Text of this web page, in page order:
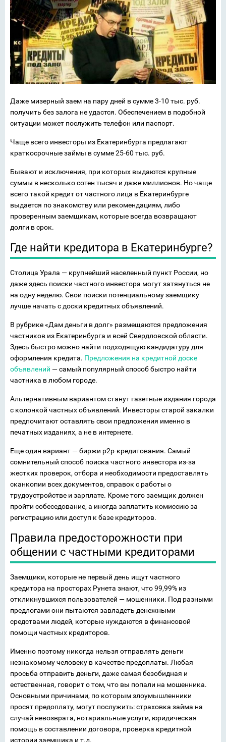
Даже мизерный заем на пару дней в сумме 3-10 тыс. руб.
получить без залога не удастся. Обеспечением в подобной
ситуации может послужить телефон или паспорт.
Чаще всего инвесторы из Екатеринбурга предлагают
краткосрочные займы в сумме 25-60 тыс. руб.
Бывают и исключения, при которых выдаются крупные
суммы в несколько сотен тысяч и даже миллионов. Но чаще
всего такой кредит от частного лица в Екатеринбурге
выдается по знакомству или рекомендациям, либо
проверенным заемщикам, которые всегда возвращают
долги в срок.
Где найти кредитора в Екатеринбурге?
Столица Урала — крупнейший населенный пункт России, но
даже здесь поиски частного инвестора могут затянуться не
на одну неделю. Свои поиски потенциальному заемщику
лучше начать с доски кредитных объявлений.
В рубрике «Дам деньги в долг» размещаются предложения
частников из Екатеринбурга и всей Свердловской области.
Здесь быстро можно найти подходящую кандидатуру для
оформления кредита. Предложения на кредитной доске
объявлений — самый популярный способ быстро найти
частника в любом городе.
Альтернативным вариантом станут газетные издания города
с колонкой частных объявлений. Инвесторы старой закалки
предпочитают оставлять свои предложения именно в
печатных изданиях, а не в интернете.
Еще один вариант — биржи p2p-кредитования. Самый
сомнительный способ поиска частного инвестора из-за
жестких проверок, отбора и необходимости предоставлять
сканкопии всех документов, справок с работы о
трудоустройстве и зарплате. Кроме того заемщик должен
пройти собеседование, а иногда заплатить комиссию за
регистрацию или доступ к базе кредиторов.
Правила предосторожности при
общении с частными кредиторами
Заемщики, которые не первый день ищут частного
кредитора на просторах Рунета знают, что 99,99% из
откликнувшихся пользователей — мошенники. Под разными
предлогами они пытаются завладеть денежными
средствами людей, которые нуждаются в финансовой
помощи частных кредиторов.
Именно поэтому никогда нельзя отправлять деньги
незнакомому человеку в качестве предоплаты. Любая
просьба отправить деньги, даже самая безобидная и
естественная, говорит о том, что вы попали на мошенника.
Основными причинами, по которым злоумышленники
просят предоплату, могут послужить: страховка займа на
случай невозврата, нотариальные услуги, юридическая
помощь в составлении договора, проверка кредитной
истории заемщика и т.д.